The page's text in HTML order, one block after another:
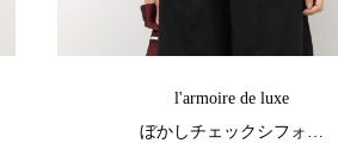
l'armoire de luxe
ぼかしチェックシフォ…